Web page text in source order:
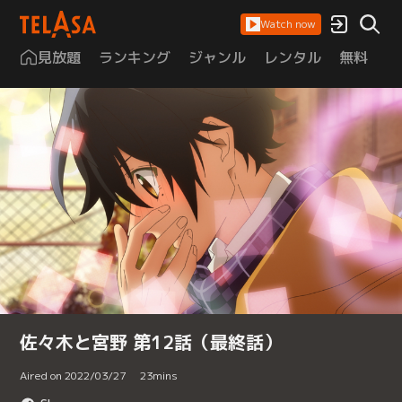
Watch now
見放題 ランキング ジャンル レンタル 無料
佐々木と宮野 第12話（最終話）
Aired on 2022/03/27 23mins